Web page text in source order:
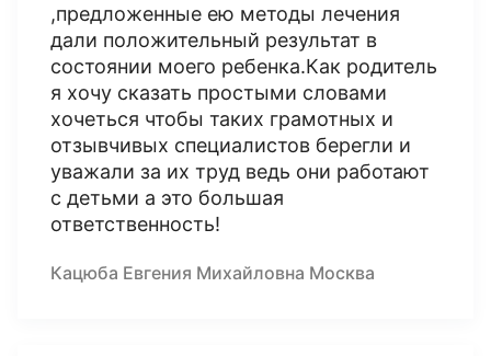
,предложенные ею методы лечения
дали положительный результат в
состоянии моего ребенка.Как родитель
я хочу сказать простыми словами
хочеться чтобы таких грамотных и
отзывчивых специалистов берегли и
уважали за их труд ведь они работают
с детьми а это большая
ответственность!
Кацюба Евгения Михайловна Москва